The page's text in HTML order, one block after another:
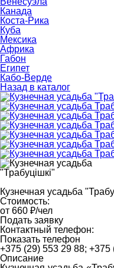
Канада
Коста-Рика
Куба
Мексика
Африка
Габон
Египет
Кабо-Верде
Назад в каталог
Кузнечная усадьба
Стоимость:
от 660 ₽/чел
Подать заявку
Контактный телефон:
Показать телефон
+375 (29) 553 29 88; +375
Описание